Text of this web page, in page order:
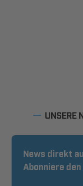
UNSERE
News direkt
Abonniere